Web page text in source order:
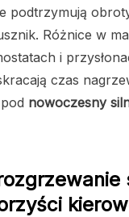
podtrzymują
Różnice w
i
czas
nowoczesny